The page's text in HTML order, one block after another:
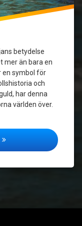
betydelse
mer än bara en
en symbol för
och
har denna
världen över.
fotbollströja: Mer